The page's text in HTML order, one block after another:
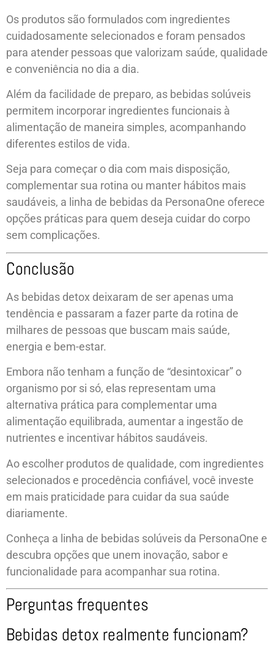
Os produtos são formulados com ingredientes
cuidadosamente selecionados e foram pensados
para atender pessoas que valorizam saúde, qualidade
e conveniência no dia a dia.
Além da facilidade de preparo, as bebidas solúveis
permitem incorporar ingredientes funcionais à
alimentação de maneira simples, acompanhando
diferentes estilos de vida.
Seja para começar o dia com mais disposição,
complementar sua rotina ou manter hábitos mais
saudáveis, a linha de bebidas da PersonaOne oferece
opções práticas para quem deseja cuidar do corpo
sem complicações.
Conclusão
As bebidas detox deixaram de ser apenas uma
tendência e passaram a fazer parte da rotina de
milhares de pessoas que buscam mais saúde,
energia e bem-estar.
Embora não tenham a função de “desintoxicar” o
organismo por si só, elas representam uma
alternativa prática para complementar uma
alimentação equilibrada, aumentar a ingestão de
nutrientes e incentivar hábitos saudáveis.
Ao escolher produtos de qualidade, com ingredientes
selecionados e procedência confiável, você investe
em mais praticidade para cuidar da sua saúde
diariamente.
Conheça a linha de bebidas solúveis da PersonaOne e
descubra opções que unem inovação, sabor e
funcionalidade para acompanhar sua rotina.
Perguntas frequentes
Bebidas detox realmente funcionam?